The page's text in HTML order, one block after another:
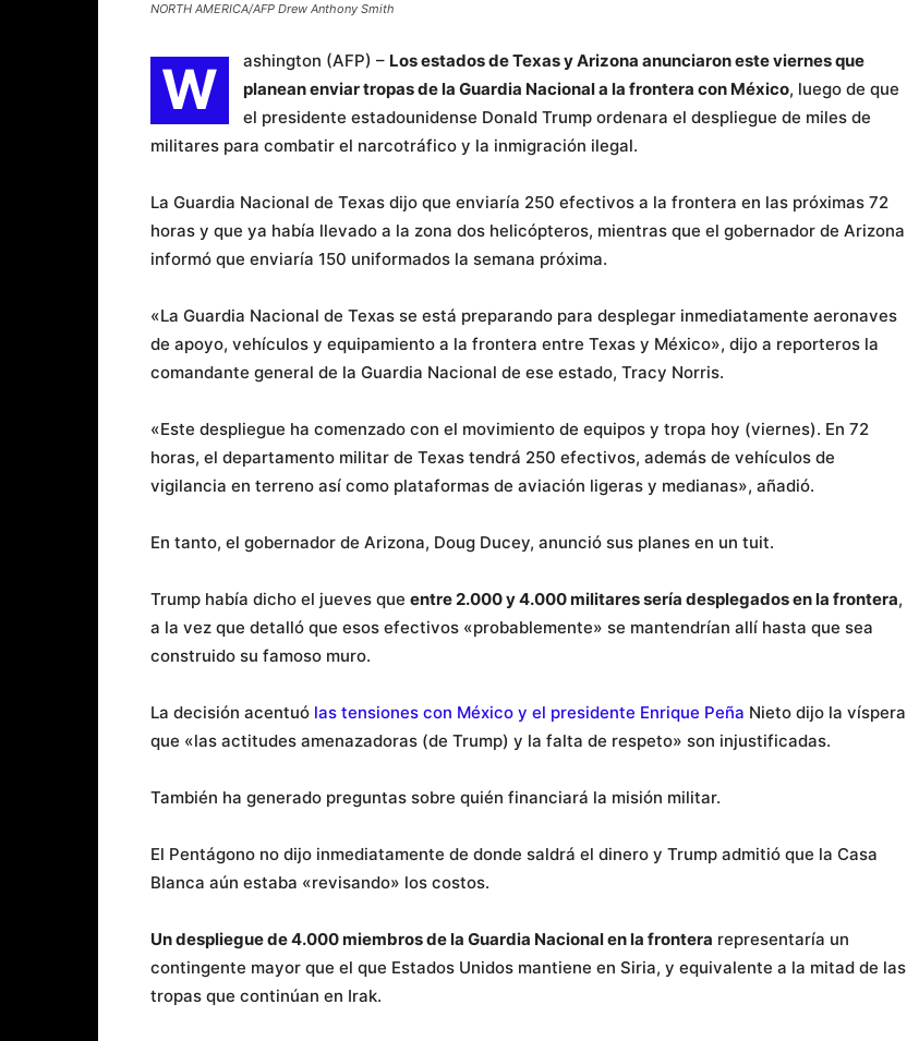
NORTH AMERICA/AFP Drew Anthony Smith
W ashington (AFP) – Los estados de Texas y Arizona anunciaron este viernes que
planean enviar tropas de la Guardia Nacional a la frontera con México, luego de que
el presidente estadounidense Donald Trump ordenara el despliegue de miles de
militares para combatir el narcotráfico y la inmigración ilegal.
La Guardia Nacional de Texas dijo que enviaría 250 efectivos a la frontera en las próximas 72
horas y que ya había llevado a la zona dos helicópteros, mientras que el gobernador de Arizona
informó que enviaría 150 uniformados la semana próxima.
«La Guardia Nacional de Texas se está preparando para desplegar inmediatamente aeronaves
de apoyo, vehículos y equipamiento a la frontera entre Texas y México», dijo a reporteros la
comandante general de la Guardia Nacional de ese estado, Tracy Norris.
«Este despliegue ha comenzado con el movimiento de equipos y tropa hoy (viernes). En 72
horas, el departamento militar de Texas tendrá 250 efectivos, además de vehículos de
vigilancia en terreno así como plataformas de aviación ligeras y medianas», añadió.
En tanto, el gobernador de Arizona, Doug Ducey, anunció sus planes en un tuit.
Trump había dicho el jueves que entre 2.000 y 4.000 militares sería desplegados en la frontera,
a la vez que detalló que esos efectivos «probablemente» se mantendrían allí hasta que sea
construido su famoso muro.
La decisión acentuó las tensiones con México y el presidente Enrique Peña Nieto dijo la víspera
que «las actitudes amenazadoras (de Trump) y la falta de respeto» son injustificadas.
También ha generado preguntas sobre quién financiará la misión militar.
El Pentágono no dijo inmediatamente de donde saldrá el dinero y Trump admitió que la Casa
Blanca aún estaba «revisando» los costos.
Un despliegue de 4.000 miembros de la Guardia Nacional en la frontera representaría un
contingente mayor que el que Estados Unidos mantiene en Siria, y equivalente a la mitad de las
tropas que continúan en Irak.